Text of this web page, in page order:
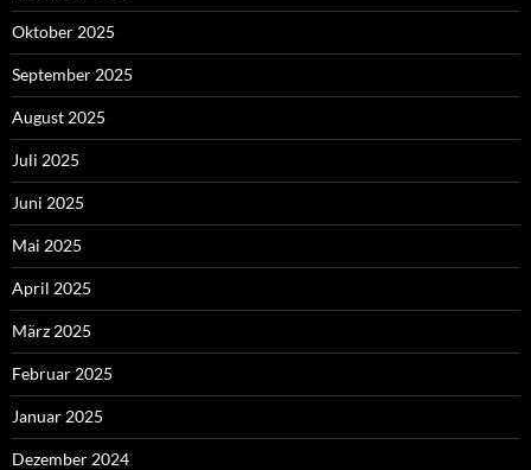
Oktober 2025
September 2025
August 2025
Juli 2025
Juni 2025
Mai 2025
April 2025
März 2025
Februar 2025
Januar 2025
Dezember 2024